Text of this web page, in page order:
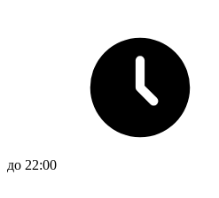
до 22:00